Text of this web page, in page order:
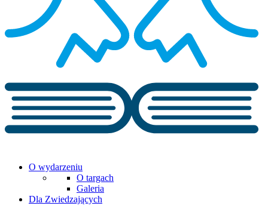
O wydarzeniu
O targach
Galeria
Dla Zwiedzających